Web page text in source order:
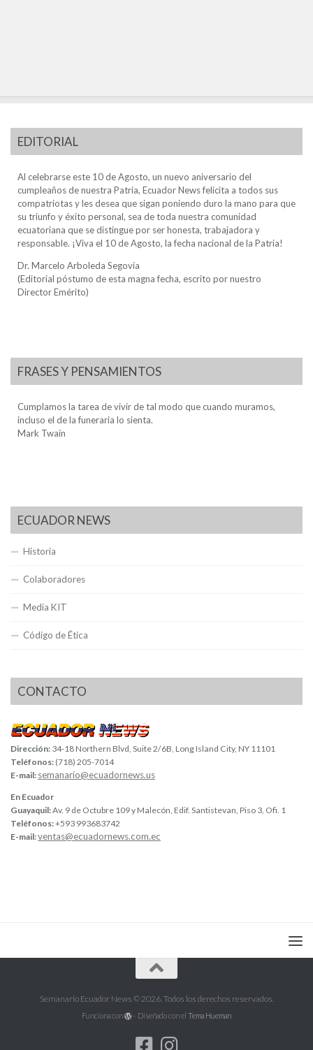
EDITORIAL
Al celebrarse este 10 de Agosto, un nuevo aniversario del
cumpleaños de nuestra Patria, Ecuador News felicita a todos sus
compatriotas y les desea que sigan poniendo duro la mano para que
su triunfo y éxito personal, sea de toda nuestra comunidad
ecuatoriana que se distingue por ser honesta, trabajadora y
responsable. ¡Viva el 10 de Agosto, la fecha nacional de la Patria!
Dr. Marcelo Arboleda Segovia
(Editorial póstumo de esta magna fecha, escrito por nuestro
Director Emérito)
FRASES Y PENSAMIENTOS
Cumplamos la tarea de vivir de tal modo que cuando muramos,
incluso el de la funeraria lo sienta.
Mark Twain
ECUADOR NEWS
Historia
Colaboradores
Media KIT
Código de Ética
CONTACTO
Dirección: 34-18 Northern Blvd, Suite 2/6B, Long Island City, NY 11101
Teléfonos: (718) 205-7014
E-mail: semanario@ecuadornews.us
En Ecuador
Guayaquil:Av. 9 de Octubre 109 y Malecón, Edif. Santistevan, Piso 3, Ofi. 1
Teléfonos:+593 993683742
E-mail:ventas@ecuadornews.com.ec
Semanario Ecuador News © 2026. Todos los derechos reservados.
Funciona con - Diseñado con el Tema Hueman